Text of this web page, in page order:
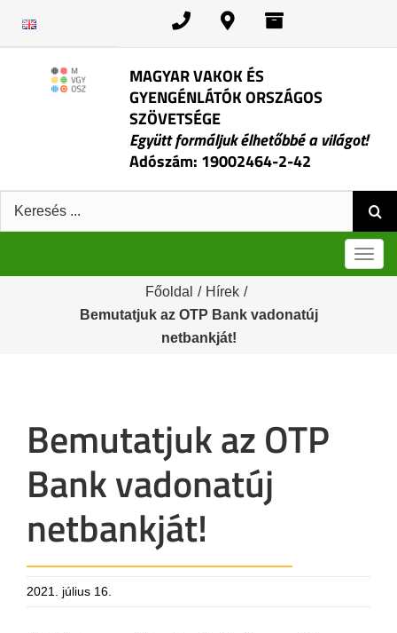
MAGYAR VAKOK ÉS
GYENGÉNLÁTÓK ORSZÁGOS
SZÖVETSÉGE
Együtt formáljuk élhetőbbé a világot!
Adószám: 19002464-2-42
Keresés:
Főoldal / Hírek /
Bemutatjuk az OTP Bank vadonatúj
netbankját!
Bemutatjuk az OTP
Bank vadonatúj
netbankját!
2021. július 16.